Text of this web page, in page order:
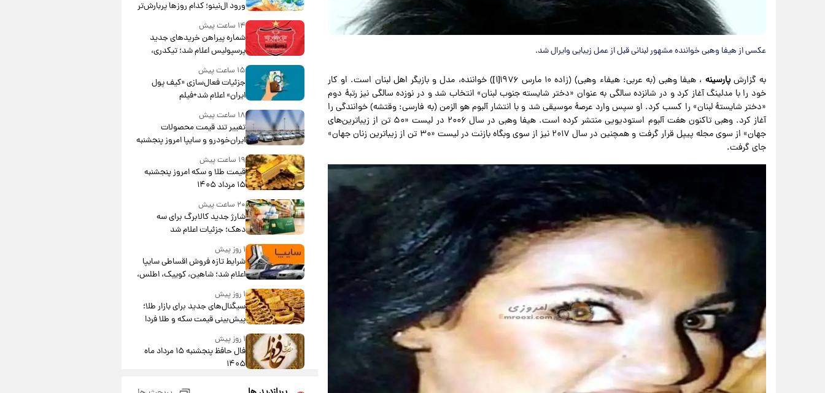
عکسی از هیفا وهبی خواننده مشهور لبنانی قبل از عمل زیبایی وایرال شد.
به گزارشپارسینه
، هیفا وهبی (به عربی: هیفاء وهبی) (زاده ۱۰ مارس ۱۹۷۶[۱]) خواننده، مدل و بازیگر اهل لبنان است. او کار
خود را با مدلینگ آغاز کرد و در شانزده سالگی به عنوان «دختر شایسته جنوب لبنان» انتخاب شد و در نوزده سالگی نیز رتبهٔ دوم
«دختر شایستهٔ لبنان» را کسب کرد. او سپس وارد عرصهٔ موسیقی شد و با انتشار آلبوم هو الزمن (به فارسی: وقتشه) خوانندگی را
آغاز کرد. وهبی تاکنون هفت آلبوم استودیویی منتشر کرده است. هیفا وهبی در سال ۲۰۰۶ در لیست «۵۰ تن از زیباترین‌های
جهان» از سوی مجله پیپل قرار گرفت و همچنین در سال ۲۰۱۷ نیز از سوی وبگاه بازنت در لیست «۳۰ تن از زیباترین زنان جهان»
جای گرفت.
ورود ال‌نینو؛ کدام روزها پربارش‌تر
خواهند بود؟
۱۴ ساعت پیش
شماره پیراهن خریدهای جدید
پرسپولیس اعلام شد؛ تیکدری،
محبی و سرگیف با اعداد ویژه
۱۵ ساعت پیش
جزئیات فعال‌سازی «کیف پول
ایران» اعلام شد+فیلم
۱۸ ساعت پیش
تغییر تند قیمت محصولات
ایران‌خودرو و سایپا امروز پنجشنبه
۱۵ مرداد ۱۴۰۵ +جدول
۱۹ ساعت پیش
قیمت طلا و سکه امروز پنجشنبه
۱۵ مرداد ۱۴۰۵
۲۰ ساعت پیش
شارژ جدید کالابرگ برای سه
دهک؛ جزئیات اعلام شد
۱ روز پیش
شرایط تازه فروش اقساطی سایپا
اعلام شد؛ شاهین، کوییک، اطلس،
سهند و ساینا با اقساط بلندمدت +
جدول۱ روز پیش
سیگنال‌های جدید برای بازار طلا؛
پیش‌بینی قیمت سکه و طلا فردا
۱ روز پیش
فال حافظ پنجشنبه ۱۵ مرداد ماه
۱۴۰۵